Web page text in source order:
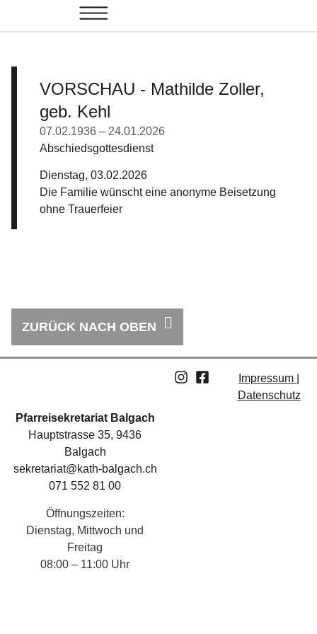
VORSCHAU - Mathilde Zoller,
geb. Kehl
07.02.1936 – 24.01.2026
Abschiedsgottesdienst
Dienstag, 03.02.2026
Die Familie wünscht eine anonyme Beisetzung
ohne Trauerfeier
ZURÜCK NACH OBEN
Pfarreisekretariat Balgach
Hauptstrasse 35, 9436
Balgach
sekretariat@kath-balgach.ch
071 552 81 00
Öffnungszeiten:
Dienstag, Mittwoch und
Freitag
08:00 – 11:00 Uhr
Impressum |
Datenschutz